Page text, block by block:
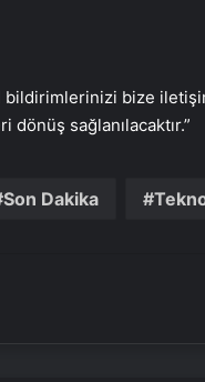
bize
sağlanılacaktır.”
Son Dakika
Serjoy : Dijital Medya